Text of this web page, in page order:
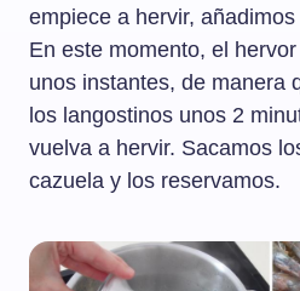
empiece a hervir,
En este momento, el
unos instantes, de manera
los langostinos unos 2
vuelva a hervir. Sacamos
cazuela y los reservamos.